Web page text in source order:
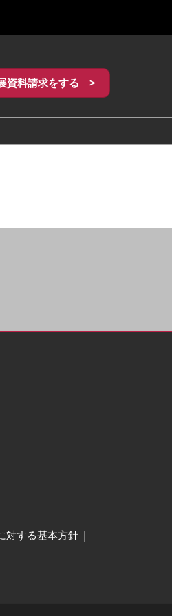
資料請求をする >
対する基本方針